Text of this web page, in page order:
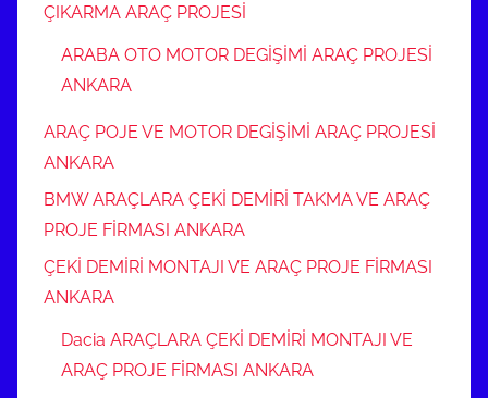
ÇIKARMA ARAÇ PROJESİ
ARABA OTO MOTOR DEGİŞİMİ ARAÇ PROJESİ
ANKARA
ARAÇ POJE VE MOTOR DEGİŞİMİ ARAÇ PROJESİ
ANKARA
BMW ARAÇLARA ÇEKİ DEMİRİ TAKMA VE ARAÇ
PROJE FİRMASI ANKARA
ÇEKİ DEMİRİ MONTAJI VE ARAÇ PROJE FİRMASI
ANKARA
Dacia ARAÇLARA ÇEKİ DEMİRİ MONTAJI VE
ARAÇ PROJE FİRMASI ANKARA